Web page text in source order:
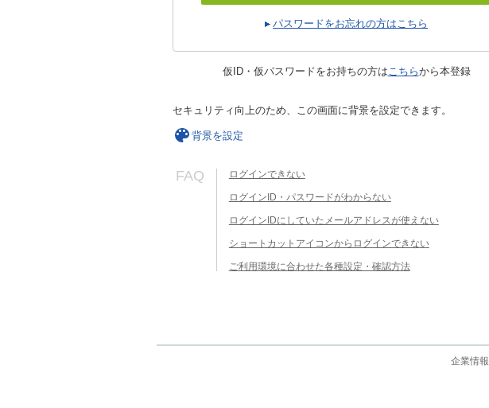
パスワードをお忘れの方はこちら
仮ID・仮パスワードをお持ちの方はこちらから本登録
セキュリティ向上のため、この画面に背景を設定できます。
背景を設定
FAQ ログインできない
ログインID・パスワードがわからない
ログインIDにしていたメールアドレスが使えない
ショートカットアイコンからログインできない
ご利用環境に合わせた各種設定・確認方法
企業情報